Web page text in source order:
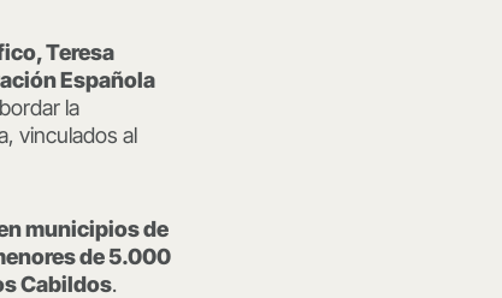
Teresa
Española
la
vinculados al
municipios de
de 5.000
Cabildos.